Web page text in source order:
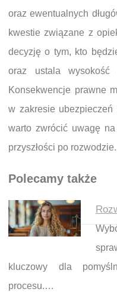
oraz ewentualnych
kwestie związane z
decyzję o tym, kto
oraz ustala wysokość
Konsekwencje prawne
w zakresie ubezpieczeń
warto zwrócić uwagę
przyszłości po rozwodzie.
Polecamy także
kluczowy dla
procesu.…
Nawigacja